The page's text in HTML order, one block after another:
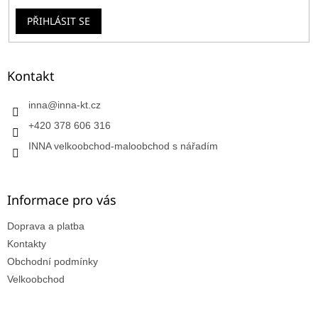
PŘIHLÁSIT SE
Kontakt
inna@inna-kt.cz
+420 378 606 316
INNA velkoobchod-maloobchod s nářadím
Informace pro vás
Doprava a platba
Kontakty
Obchodní podmínky
Velkoobchod